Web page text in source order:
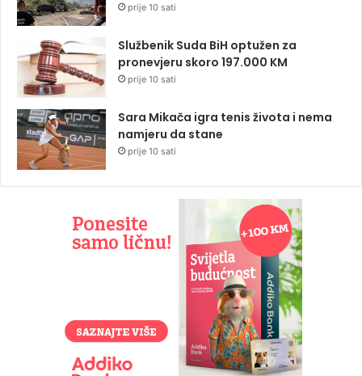
prije 10 sati
Službenik Suda BiH optužen za
pronevjeru skoro 197.000 KM
prije 10 sati
Sara Mikača igra tenis života i nema
namjeru da stane
prije 10 sati